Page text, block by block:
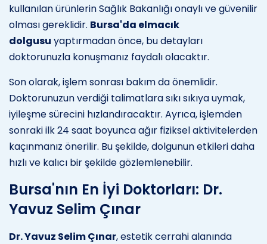
kullanılan ürünlerin Sağlık Bakanlığı onaylı ve güvenilir
olması gereklidir. Bursa'da elmacık
dolgusu yaptırmadan önce, bu detayları
doktorunuzla konuşmanız faydalı olacaktır.
Son olarak, işlem sonrası bakım da önemlidir.
Doktorunuzun verdiği talimatlara sıkı sıkıya uymak,
iyileşme sürecini hızlandıracaktır. Ayrıca, işlemden
sonraki ilk 24 saat boyunca ağır fiziksel aktivitelerden
kaçınmanız önerilir. Bu şekilde, dolgunun etkileri daha
hızlı ve kalıcı bir şekilde gözlemlenebilir.
Bursa'nın En İyi Doktorları: Dr.
Yavuz Selim Çınar
Dr. Yavuz Selim Çınar, estetik cerrahi alanında